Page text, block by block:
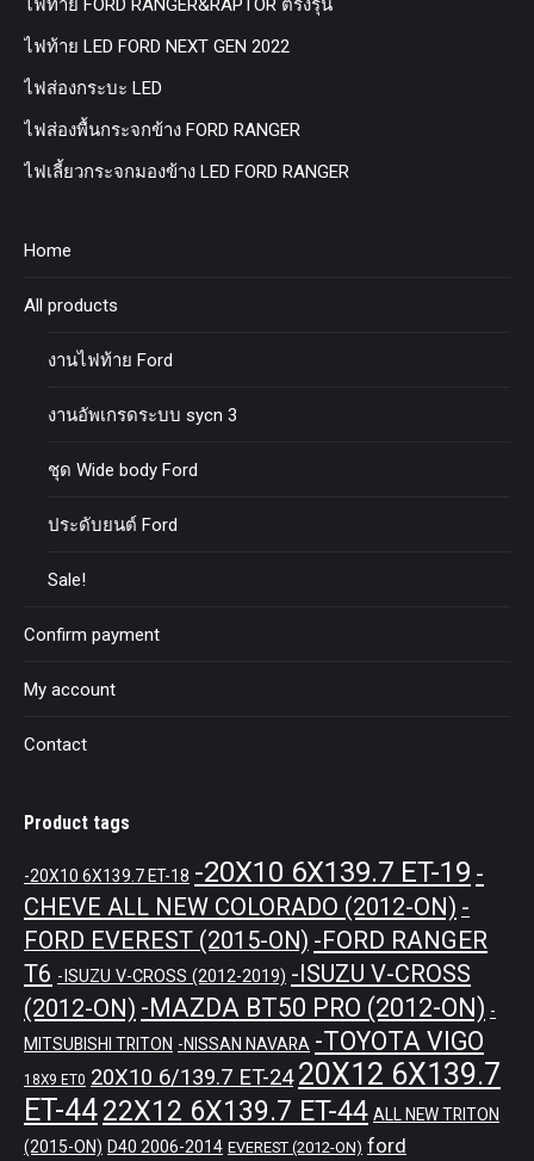
ไฟท้าย FORD RANGER&RAPTOR ตรงรุ่น
ไฟท้าย LED FORD NEXT GEN 2022
ไฟส่องกระบะ LED
ไฟส่องพื้นกระจกข้าง FORD RANGER
ไฟเลี้ยวกระจกมองข้าง LED FORD RANGER
Home
All products
งานไฟท้าย Ford
งานอัพเกรดระบบ sycn 3
ชุด Wide body Ford
ประดับยนต์ Ford
Sale!
Confirm payment
My account
Contact
Product tags
-20X10 6X139.7 ET-18 -20X10 6X139.7 ET-19 -
CHEVE ALL NEW COLORADO (2012-ON) -
FORD EVEREST (2015-ON) -FORD RANGER
T6 -ISUZU V-CROSS (2012-2019) -ISUZU V-CROSS
(2012-ON) -MAZDA BT50 PRO (2012-ON) -
MITSUBISHI TRITON -NISSAN NAVARA -TOYOTA VIGO
18X9 ET0 20X10 6/139.7 ET-24 20X12 6X139.7
ET-4422X12 6X139.7 ET-44 ALL NEW TRITON
(2015-ON) D40 2006-2014 EVEREST (2012-ON) ford